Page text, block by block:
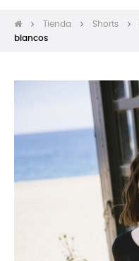
Tienda Shorts
blancos